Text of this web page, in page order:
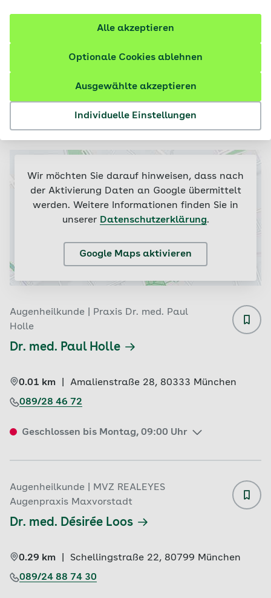
Individuelle Einstellungen
Ausgewählte akzeptieren
Optionale Cookies ablehnen
Alle akzeptieren
Filter und Ergebnisse
Auf Basis Ihrer Suchanfrage werden
angezeigt.
Ergebnisse
328 Ergebnisse
Filtern & sortieren (2)
Wir möchten Sie darauf hinweisen, dass nach
der Aktivierung Daten an Google übermittelt
werden. Weitere Informationen finden Sie in
unserer Datenschutzerklärung.
Google Maps aktivieren
Augenheilkunde | Praxis Dr. med. Paul
Holle
Dr. med. Paul Holle
0.01 km Amalienstraße 28, 80333 München
089/28 46 72
Geschlossen bis Montag, 09:00 Uhr
Augenheilkunde | MVZ REALEYES
Augenpraxis Maxvorstadt
Dr. med. Désirée Loos
0.29 km Schellingstraße 22, 80799 München
089/24 88 74 30